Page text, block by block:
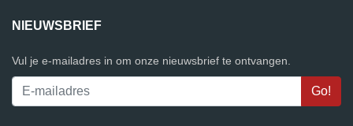
NIEUWSBRIEF
Vul je e-mailadres in om onze nieuwsbrief te ontvangen.